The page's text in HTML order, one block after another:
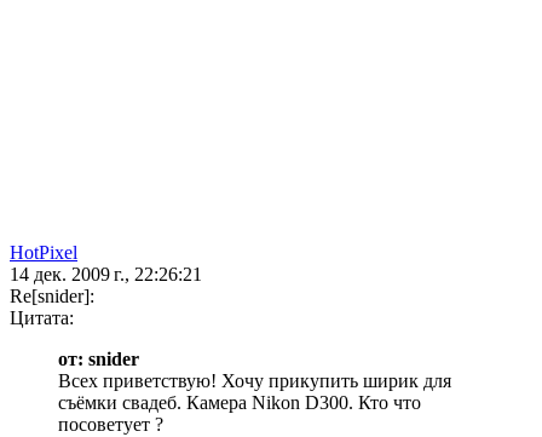
HotPixel
14 дек. 2009 г., 22:26:21
Re[snider]:
Цитата:
от: snider
Всех приветствую! Хочу прикупить ширик для
съёмки свадеб. Камера Nikon D300. Кто что
посоветует ?